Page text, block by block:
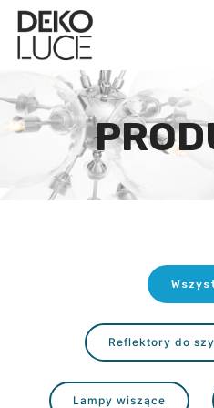
Reflektory do
Lampy wiszące